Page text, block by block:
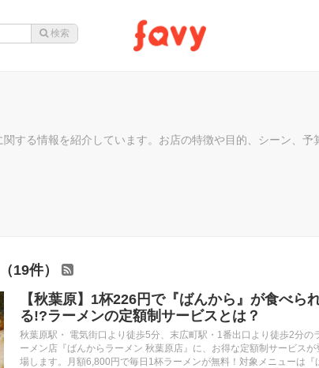
する情報を紹介しています。お店の特徴や目的、シーン、
19件）
【秋葉原】1杯226円で『ばんから』が食べら
る!?ラーメンの定額制サービスとは？
秋葉原駅・ 電気街口より徒歩5分、末広町駅・1番出口より徒歩2分の
ーメン店『ばんからラーメン 秋葉原店』に、お得な定額制サービスが
場します。月額6,800円で毎日1杯ラーメンが無料！対象メニューは『